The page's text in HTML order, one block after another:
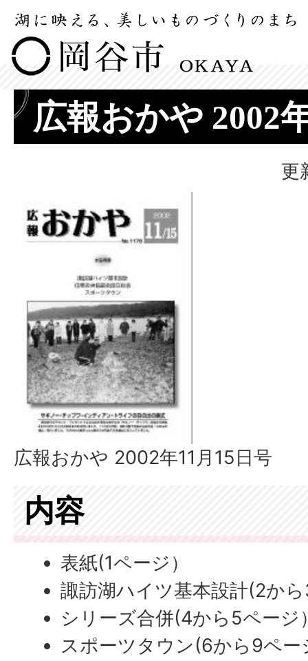
広報おかや 2002
更
広報おかや 2002年11月15日号
内容
表紙(1ページ）
諏訪湖ハイツ基本設計(2か
シリーズ合併(4から5ページ
スポーツタウン(6から9ペー